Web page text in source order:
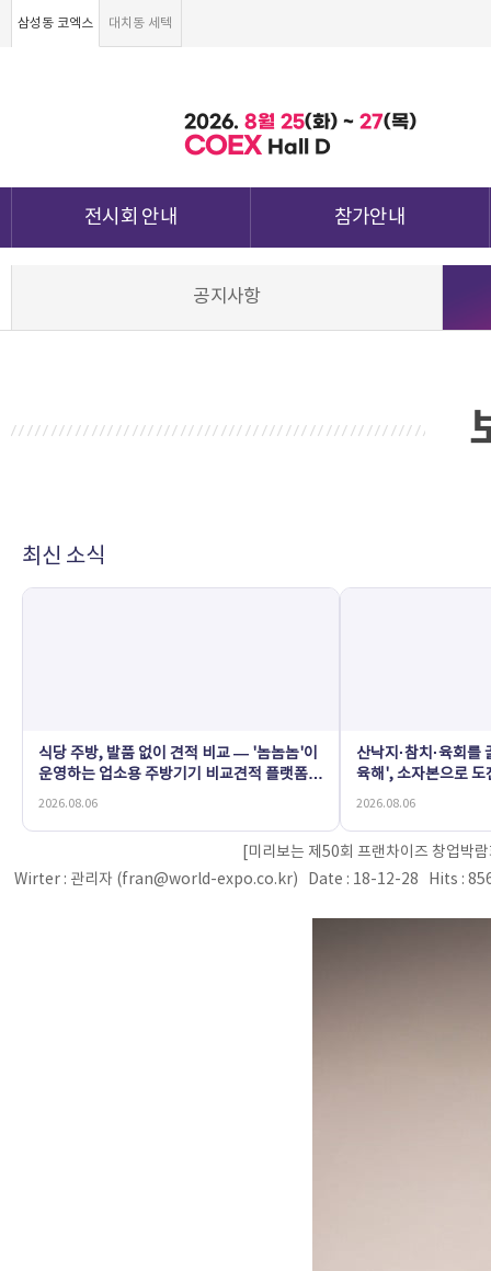
삼성동 코엑스 대치동 세텍
2026. 8월 25(화) ~ 27(목)
COEX Hall D
전시회 안내 참가안내
공지사항
최신 소식
식당 주방, 발품 없이 견적 비교 — '놈놈놈'이
운영하는 업소용 주방기기 비교견적 플랫폼
'황학동온라인'
2026.08.06
산낙지·참치·육회
육해', 소자본으로 도
2026.08.06
[미리보는 제50회 프랜차이즈 창업박
Wirter : 관리자 (fran@world-expo.co.kr) Date : 18-12-28 Hits :